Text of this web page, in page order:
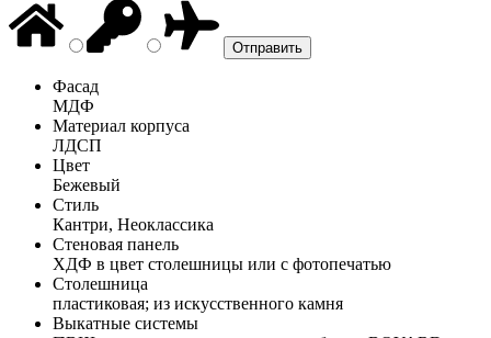
Фасад
МДФ
Материал корпуса
ЛДСП
Цвет
Бежевый
Стиль
Кантри, Неоклассика
Стеновая панель
ХДФ в цвет столешницы или с фотопечатью
Столешница
пластиковая; из искусственного камня
Выкатные системы